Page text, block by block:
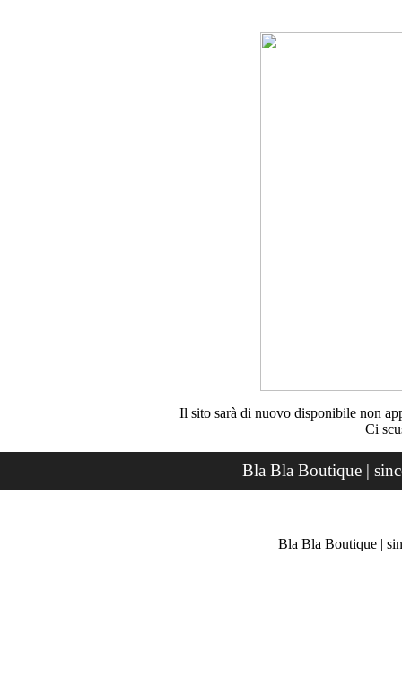
Il sito sarà di nuovo disponibile non
Ci
Bla Bla Boutique |
Bla Bla Boutique |